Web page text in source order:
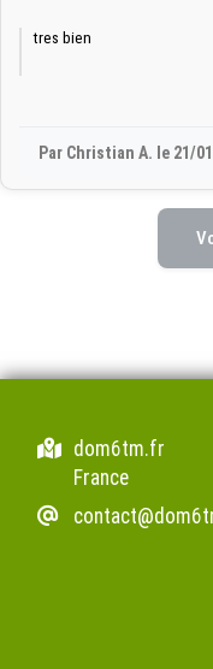
tres bien
Par Christian A. le 21/
dom6tm.fr
France